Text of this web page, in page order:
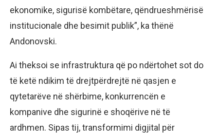
ekonomike, sigurisë kombëtare, qëndrueshmërisë
institucionale dhe besimit publik”, ka thënë
Andonovski.
Ai theksoi se infrastruktura që po ndërtohet sot do
të ketë ndikim të drejtpërdrejtë në qasjen e
qytetarëve në shërbime, konkurrencën e
kompanive dhe sigurinë e shoqërive në të
ardhmen. Sipas tij, transformimi digjital për